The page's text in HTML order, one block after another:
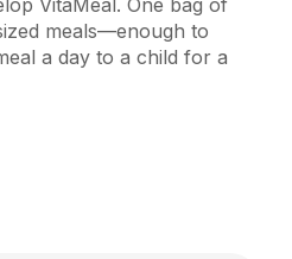
meals—enough to
a day to a child for a